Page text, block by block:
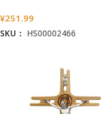
¥251.99
SKU： HS00002466